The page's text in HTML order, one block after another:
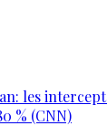
les
% (CNN)